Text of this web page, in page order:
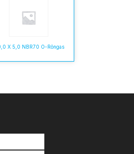
X 5,0 NBR70 O-Rõngas